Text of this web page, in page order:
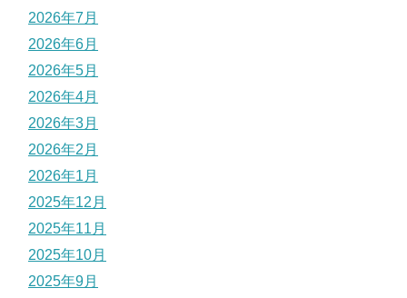
2026年7月
2026年6月
2026年5月
2026年4月
2026年3月
2026年2月
2026年1月
2025年12月
2025年11月
2025年10月
2025年9月